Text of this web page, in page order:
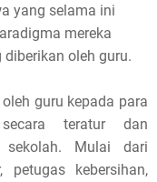
yang selama ini
mereka
oleh guru.
guru kepada para
teratur dan
sekolah. Mulai dari
petugas kebersihan,